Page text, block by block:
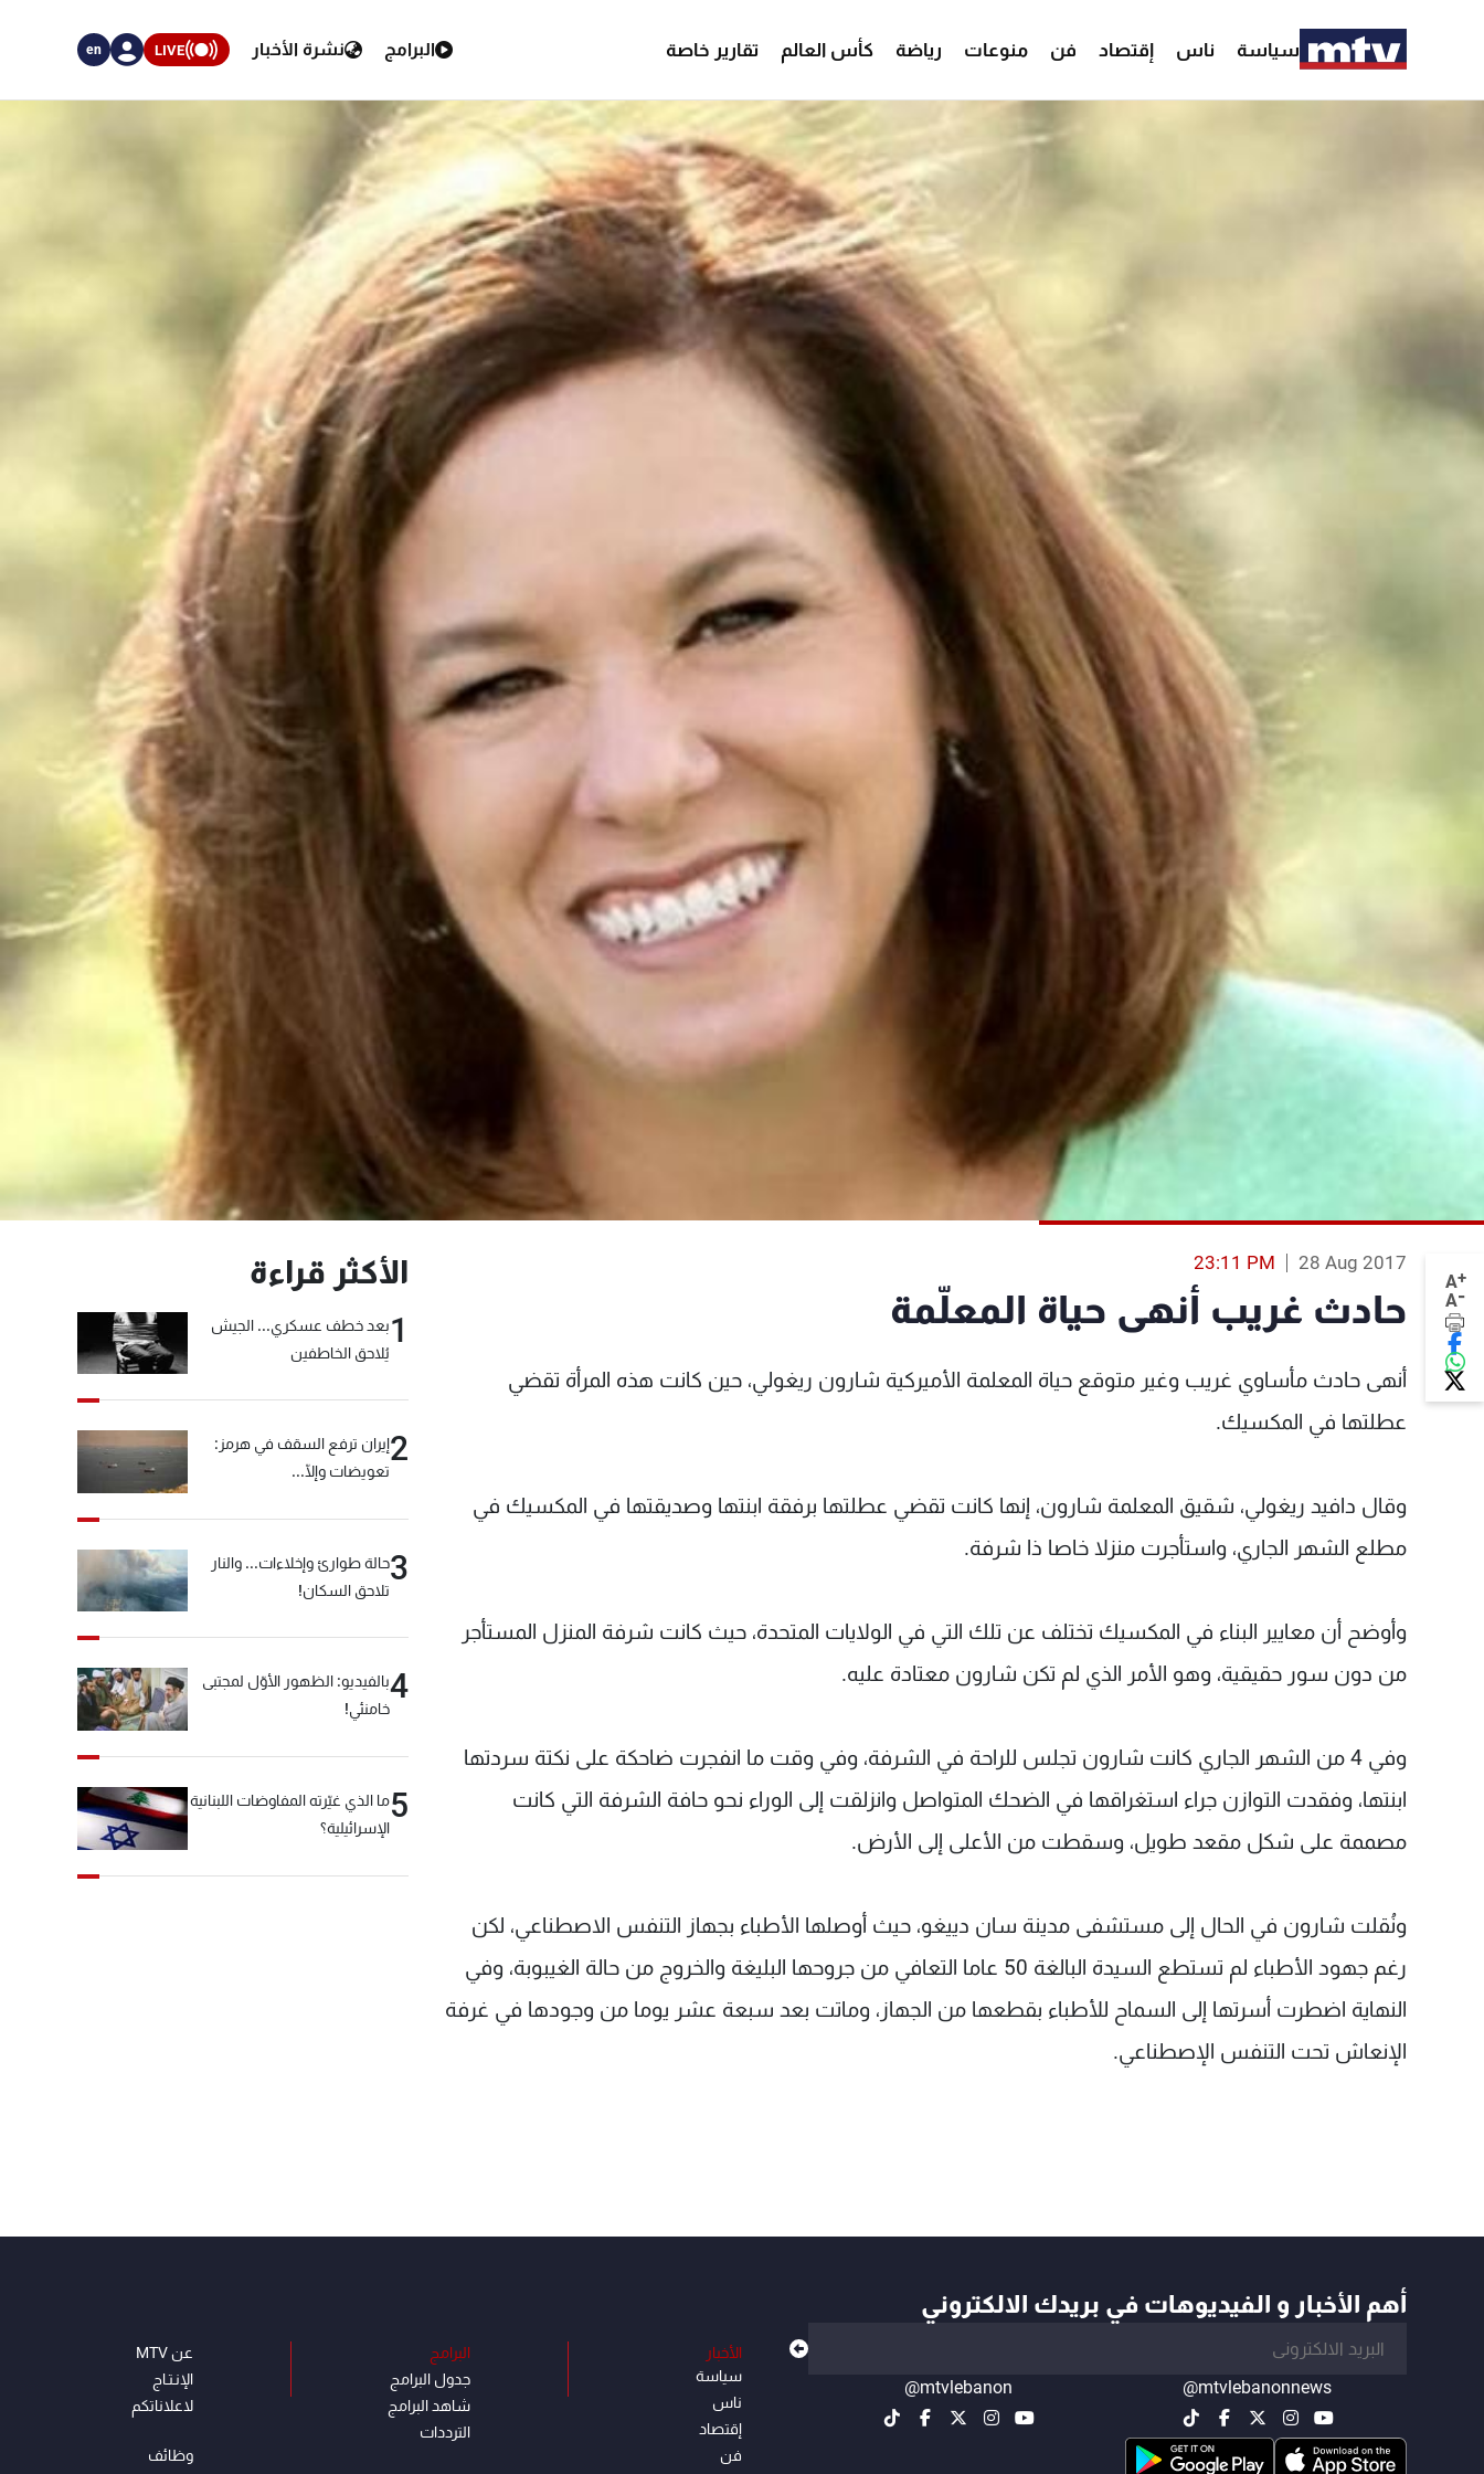
سياسة ناس إقتصاد فن منوعات رياضة كأس العالم تقارير خاصة البرامج نشرة الأخبار LIVE
en
A+
A-
28 Aug 2017
23:11 PM
حادث غريب أنهى حياة المعلّمة
أنهى حادث مأساوي غريب وغير متوقع حياة المعلمة الأميركية شارون ريغولي، حين كانت هذه المرأة تقضي
عطلتها في المكسيك.
وقال دافيد ريغولي، شقيق المعلمة شارون، إنها كانت تقضي عطلتها برفقة ابنتها وصديقتها في المكسيك في
مطلع الشهر الجاري، واستأجرت منزلا خاصا ذا شرفة.
وأوضح أن معايير البناء في المكسيك تختلف عن تلك التي في الولايات المتحدة، حيث كانت شرفة المنزل المستأجر
من دون سور حقيقية، وهو الأمر الذي لم تكن شارون معتادة عليه.
وفي 4 من الشهر الجاري كانت شارون تجلس للراحة في الشرفة، وفي وقت ما انفجرت ضاحكة على نكتة سردتها
ابنتها، وفقدت التوازن جراء استغراقها في الضحك المتواصل وانزلقت إلى الوراء نحو حافة الشرفة التي كانت
مصممة على شكل مقعد طويل، وسقطت من الأعلى إلى الأرض.
ونُقلت شارون في الحال إلى مستشفى مدينة سان دييغو، حيث أوصلها الأطباء بجهاز التنفس الاصطناعي، لكن
رغم جهود الأطباء لم تستطع السيدة البالغة 50 عاما التعافي من جروحها البليغة والخروج من حالة الغيبوبة، وفي
النهاية اضطرت أسرتها إلى السماح للأطباء بقطعها من الجهاز، وماتت بعد سبعة عشر يوما من وجودها في غرفة
الإنعاش تحت التنفس الإصطناعي.
الأكثر قراءة
1بعد خطف عسكري... الجيش
يُلاحق الخاطفين
2إيران ترفع السقف في هرمز:
تعويضات وإلّا...
3حالة طوارئ وإخلاءات... والنار
تلاحق السكان!
4بالفيديو: الظهور الأوّل لمجتبى
خامنئي!
5ما الذي غيّرته المفاوضات اللبنانية
الإسرائيلية؟
أهم الأخبار و الفيديوهات في بريدك الالكتروني
@mtvlebanonnews
@mtvlebanon
الأخبار
سياسة
ناس
إقتصاد
فن
البرامج
جدول البرامج
شاهد البرامج
الترددات
عن MTV
الإنـتـاج
لاعلاناتكم
وظائف